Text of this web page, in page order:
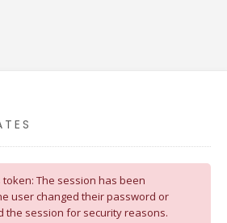
The session has been
user changed their password or
the session for security reasons.